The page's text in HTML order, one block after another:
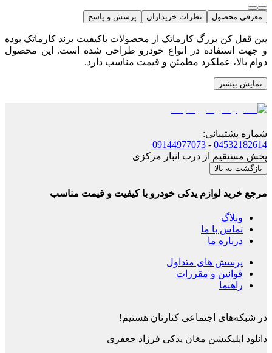
معرفی محصول نظرات خریداران پرسش و پاسخ
پین قفل کن بزرگ کارماتک از محصولات باکیفیت برند کارماتک بوده
و جهت استفاده در انواع خودرو طراحی شده است. این محصول
دوام بالا، عملکرد مطمئن و قیمت مناسب دارد.
نمایش بیشتر
شماره پشتیبانی:
04532182614
-
09144977073
پخش مستقیم از درب انبار مرکزی
بازگشت به بالا
مرجع خرید لوازم یدکی خودرو با کیفیت و قیمت مناسب
وبلاگ
تماس با ما
درباره ما
پرسش های متداول
قوانین و مقررات
راهنما
در شبکه‌های اجتماعی کنارتان هستیم!
دانلود اپلیکیشن مغان یدکی فرزاد جعفری